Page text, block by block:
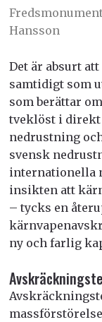
Hansson
Det är absurt
samtidigt som
som berättar
tveklöst i direkt
nedrustning
svensk
internationella
insikten att
– tycks en
ny och farlig